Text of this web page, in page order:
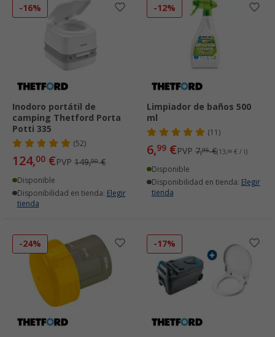
-16%
Inodoro portátil de
camping Thetford Porta
Potti 335
(52)
124,00 €PVP 149,00€
Disponible
Disponibilidad en tienda: Elegir
tienda
-12%
Limpiador de baños 500
ml
(11)
6,99 €PVP 7,95€(13,98 € / l)
Disponible
Disponibilidad en tienda: Elegir
tienda
-24% -17%